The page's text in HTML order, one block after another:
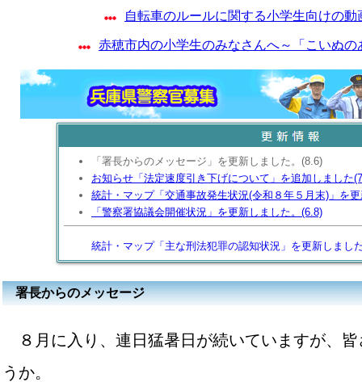
自転車のルールに関する小学生向けの
赤穂市内の小学生のみなさんへ～「こいぬ
「署長からのメッセージ」を更新しました。(8.6)
お知らせ「法定速度引き下げについて」を追加しました
統計・マップ「交通事故発生状況(令和８年５月末)」を
「警察署協議会開催状況」を更新しました。(6.8)
統計・マップ「主な刑法犯罪の認知状況」を更新しまし
署長からのメッセージ
８月に入り、連日猛暑日が続いていますが、
うか。